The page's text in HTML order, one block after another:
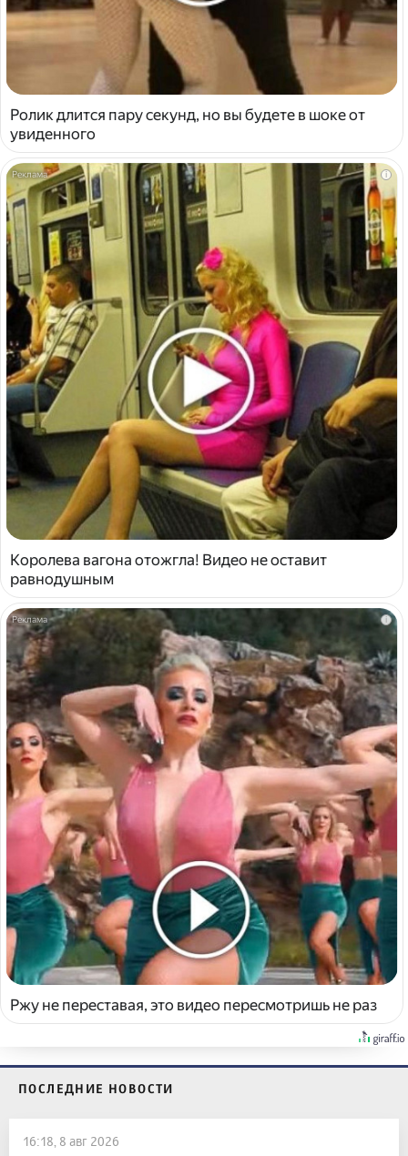
Ролик длится пару секунд, но вы будете в шоке от
увиденного
i
Королева вагона отожгла! Видео не оставит
равнодушным
i
Ржу не переставая, это видео пересмотришь не раз
ПОСЛЕДНИЕ НОВОСТИ
16:18, 8 авг 2026